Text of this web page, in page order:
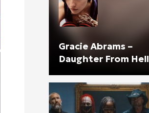
Gracie Abrams –
Daughter From Hell